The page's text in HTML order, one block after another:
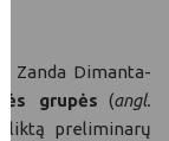
Zanda Dimanta-
grupės (angl.
preliminarų